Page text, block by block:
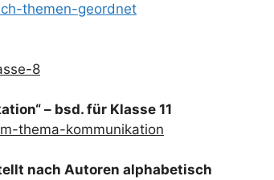
themen-geordnet
8
– bsd. für Klasse 11
thema-kommunikation
nach Autoren alphabetisch